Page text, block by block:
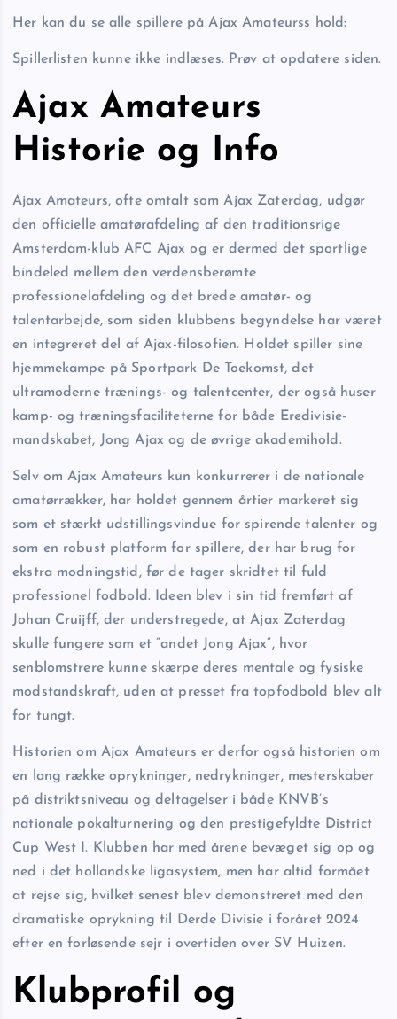
Her kan du se alle spillere på Ajax Amateurss hold:
Spillerlisten kunne ikke indlæses. Prøv at opdatere siden.
Ajax Amateurs
Historie og Info
Ajax Amateurs, ofte omtalt som Ajax Zaterdag, udgør
den officielle amatørafdeling af den traditionsrige
Amsterdam-klub AFC Ajax og er dermed det sportlige
bindeled mellem den verdensberømte
professionelafdeling og det brede amatør- og
talentarbejde, som siden klubbens begyndelse har været
en integreret del af Ajax-filosofien. Holdet spiller sine
hjemmekampe på Sportpark De Toekomst, det
ultramoderne trænings- og talentcenter, der også huser
kamp- og træningsfaciliteterne for både Eredivisie-
mandskabet, Jong Ajax og de øvrige akademihold.
Selv om Ajax Amateurs kun konkurrerer i de nationale
amatør­rækker, har holdet gennem årtier markeret sig
som et stærkt udstillings­vindue for spirende talenter og
som en robust platform for spillere, der har brug for
ekstra modnings­tid, før de tager skridtet til fuld
professionel fodbold. Ideen blev i sin tid fremført af
Johan Cruijff, der understregede, at Ajax Zaterdag
skulle fungere som et ”andet Jong Ajax”, hvor
senblomstrere kunne skærpe deres mentale og fysiske
modstandskraft, uden at presset fra topfodbold blev alt
for tungt.
Historien om Ajax Amateurs er derfor også historien om
en lang række oprykninger, nedrykninger, mesterskaber
på distrikts­niveau og deltagelser i både KNVB’s
nationale pokalturnering og den prestigefyldte District
Cup West I. Klubben har med årene bevæget sig op og
ned i det hollandske ligasystem, men har altid formået
at rejse sig, hvilket senest blev demonstreret med den
dramatiske oprykning til Derde Divisie i foråret 2024
efter en forløsende sejr i overtiden over SV Huizen.
Klubprofil og